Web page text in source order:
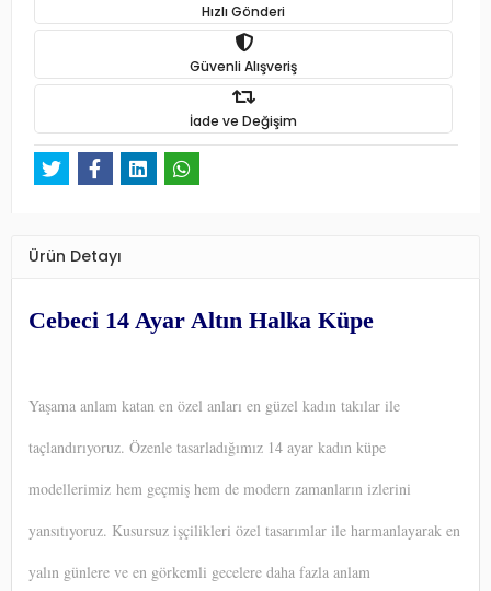
Hızlı Gönderi
Güvenli Alışveriş
İade ve Değişim
Ürün Detayı
Cebeci 14 Ayar Altın Halka Küpe
Yaşama anlam katan en özel anları en güzel kadın takılar ile
taçlandırıyoruz. Özenle tasarladığımız 14 ayar kadın küpe
modellerimiz hem geçmiş hem de modern zamanların izlerini
yansıtıyoruz. Kusursuz işçilikleri özel tasarımlar ile harmanlayarak en
yalın günlere ve en görkemli gecelere daha fazla anlam